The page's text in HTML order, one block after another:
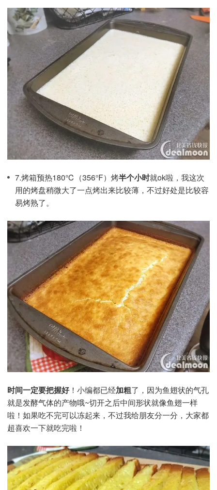
7.烤箱预热180℃（356°F）烤半个小时就ok啦，我这次
用的烤盘稍微大了一点烤出来比较薄，不过好处是比较容
易烤熟了。
时间一定要把握好！小编都已经加粗了，因为鱼翅状的气孔
就是发酵气体的产物哦~切开之后中间形状就像鱼翅一样
啦！如果吃不完可以冻起来，不过我给朋友分一分，大家都
超喜欢一下就吃完啦！